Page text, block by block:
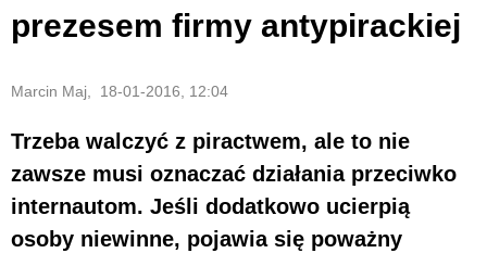
prezesem firmy antypirackiej
Marcin Maj, 18-01-2016, 12:04
Trzeba walczyć z piractwem, ale to nie
zawsze musi oznaczać działania przeciwko
internautom. Jeśli dodatkowo ucierpią
osoby niewinne, pojawia się poważny